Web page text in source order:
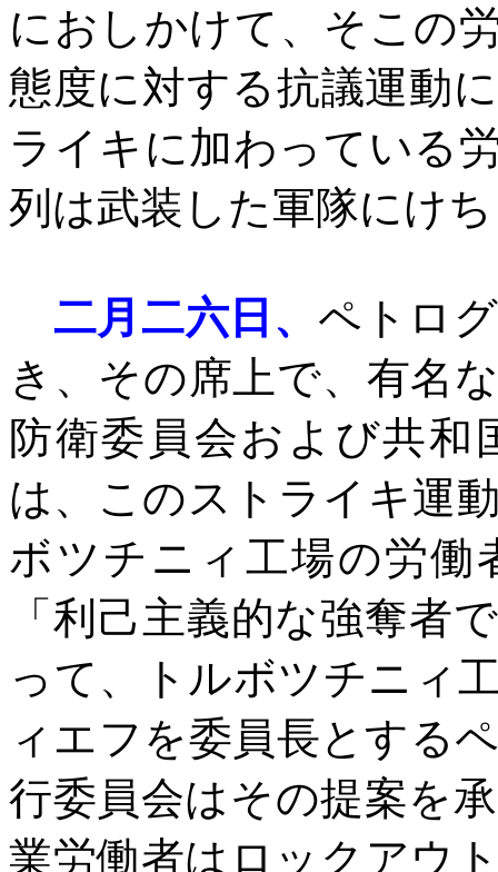
におしかけて、そこの
態度に対する抗議運動
ライキに加わっている
列は武装した軍隊にけ
二月二六日、 ペトロ
き、その席上で、有名
防衛委員会および共
は、このストライキ運
ボツチニィ工場の労働
「利己主義的な強奪者
って、トルボツチニィ
ィエフを委員長とする
行委員会はその提案を
業労働者はロックアウ